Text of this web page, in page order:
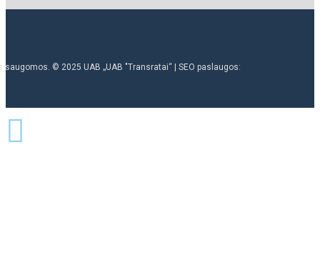
saugomos. © 2025 UAB „UAB "Transratai“ | SEO paslaugos: